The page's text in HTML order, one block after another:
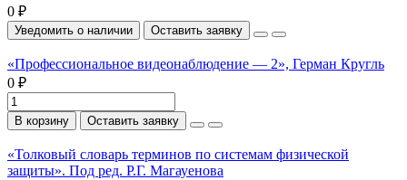
0 ₽
Уведомить о наличии Оставить заявку
«Профессиональное видеонаблюдение — 2», Герман Кругль
0 ₽
В корзину Оставить заявку
«Толковый словарь терминов по системам физической
защиты». Под ред. Р.Г. Магауенова